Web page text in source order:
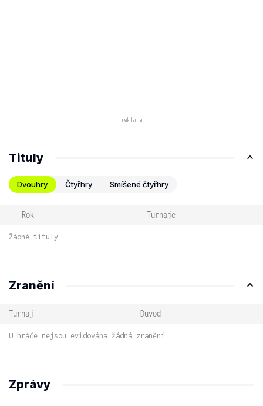
Tituly
Dvouhry Čtyřhry Smíšené čtyřhry
Rok Turnaje
Žádné tituly
Zranění
Turnaj Důvod
U hráče nejsou evidována žádná zranění.
Zprávy